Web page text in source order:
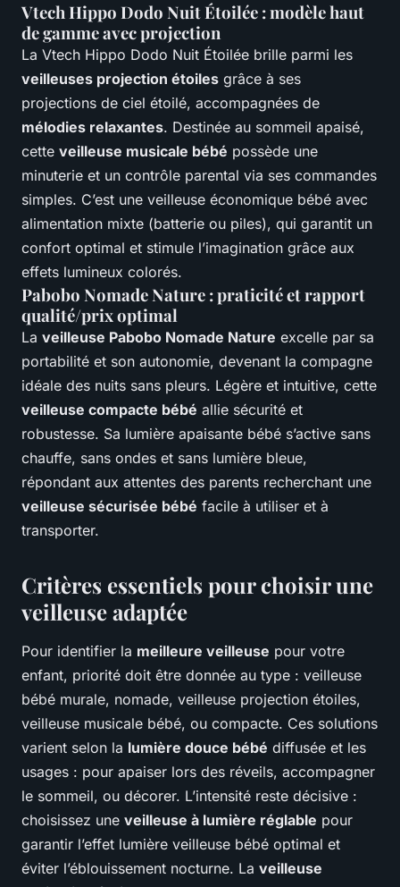
Vtech Hippo Dodo Nuit Étoilée : modèle haut
de gamme avec projection
La Vtech Hippo Dodo Nuit Étoilée brille parmi les
veilleuses projection étoiles grâce à ses
projections de ciel étoilé, accompagnées de
mélodies relaxantes. Destinée au sommeil apaisé,
cette veilleuse musicale bébé possède une
minuterie et un contrôle parental via ses commandes
simples. C’est une veilleuse économique bébé avec
alimentation mixte (batterie ou piles), qui garantit un
confort optimal et stimule l’imagination grâce aux
effets lumineux colorés.
Pabobo Nomade Nature : praticité et rapport
qualité/prix optimal
La veilleuse Pabobo Nomade Nature excelle par sa
portabilité et son autonomie, devenant la compagne
idéale des nuits sans pleurs. Légère et intuitive, cette
veilleuse compacte bébé allie sécurité et
robustesse. Sa lumière apaisante bébé s’active sans
chauffe, sans ondes et sans lumière bleue,
répondant aux attentes des parents recherchant une
veilleuse sécurisée bébé facile à utiliser et à
transporter.
Critères essentiels pour choisir une
veilleuse adaptée
Pour identifier la meilleure veilleuse pour votre
enfant, priorité doit être donnée au type : veilleuse
bébé murale, nomade, veilleuse projection étoiles,
veilleuse musicale bébé, ou compacte. Ces solutions
varient selon la lumière douce bébé diffusée et les
usages : pour apaiser lors des réveils, accompagner
le sommeil, ou décorer. L’intensité reste décisive :
choisissez une veilleuse à lumière réglable pour
garantir l’effet lumière veilleuse bébé optimal et
éviter l’éblouissement nocturne. La veilleuse